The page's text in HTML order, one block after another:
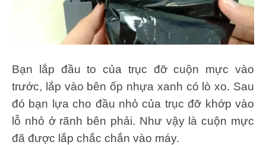
Bạn lắp đầu to của trục đỡ cuộn mực vào
trước, lắp vào bên ốp nhựa xanh có lò xo. Sau
đó bạn lựa cho đầu nhỏ của trục đỡ khớp vào
lỗ nhỏ ở rãnh bên phải. Như vậy là cuộn mực
đã được lắp chắc chắn vào máy.